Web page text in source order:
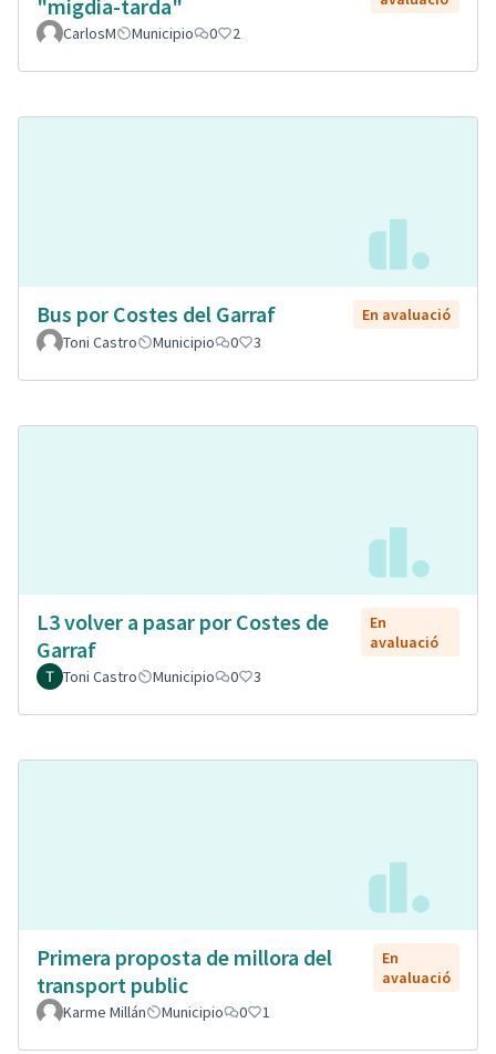
"migdia-tarda"
CarlosM
Municipio 0 2
Bus por Costes del Garraf
En avaluació
Toni Castro
Municipio 0 3
L3 volver a pasar por Costes de
Garraf
En
avaluació
Toni Castro
Municipio 0 3
Primera proposta de millora del
transport public
En
avaluació
Karme Millán
Municipio 0 1